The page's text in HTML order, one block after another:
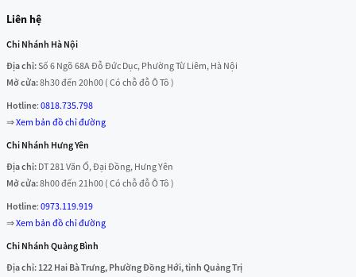
Với sự kết hợp cùng Apple Music, người dùng có thể ra lệnh cho Siri
phát nhạc theo nghệ sĩ, album, thể loại, thậm chí cả
Thông số kỹ thuật nổi bật
Kích thước: 97.9 x 97.9 x 84.3 mm
Trọng lượng: ~345 g
Kết nối: Bluetooth 5.0, Wi-Fi, AirPlay 2
Micro: 4 micro (3 thu giọng nói + 1 khử tiếng vọng)
Tích hợp: Siri, HomeKit, Matter
Liên hệ
Chi Nhánh Hà Nội
Địa chỉ:Số 6 Ngõ 68A Đỗ Đức Dục, Phường Từ Liêm, Hà Nội
Mở cửa:8h30 đến 20h00 ( Có chỗ đỗ Ô Tô )
Hotline: 0818.735.798
⇒Xem bản đồ chỉ đường
Chi Nhánh Hưng Yên
Địa chỉ: DT 281 Văn Ổ, Đại Đồng, Hưng Yên
Mở cửa:8h00 đến 21h00 ( Có chỗ đỗ Ô Tô )
Hotline: 0973.119.919
⇒Xem bản đồ chỉ đường
Chi Nhánh Quảng Bình
Địa chỉ: 122 Hai Bà Trưng, Phường Đồng Hới, tỉnh Quảng Trị